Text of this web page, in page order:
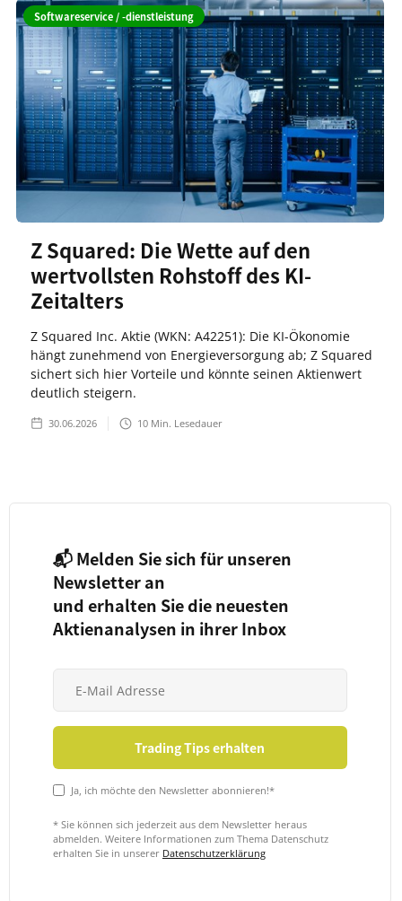
Softwareservice / -dienstleistung
Z Squared: Die Wette auf den
wertvollsten Rohstoff des KI-
Zeitalters
Z Squared Inc. Aktie (WKN: A42251): Die KI-Ökonomie
hängt zunehmend von Energieversorgung ab; Z Squared
sichert sich hier Vorteile und könnte seinen Aktienwert
deutlich steigern.
30.06.2026 10 Min. Lesedauer
📬 Melden Sie sich für unseren
Newsletter an
und erhalten Sie die neuesten
Aktienanalysen in ihrer Inbox
Ja, ich möchte den Newsletter abonnieren!*
* Sie können sich jederzeit aus dem Newsletter heraus
abmelden. Weitere Informationen zum Thema Datenschutz
erhalten Sie in unserer Datenschutzerklärung